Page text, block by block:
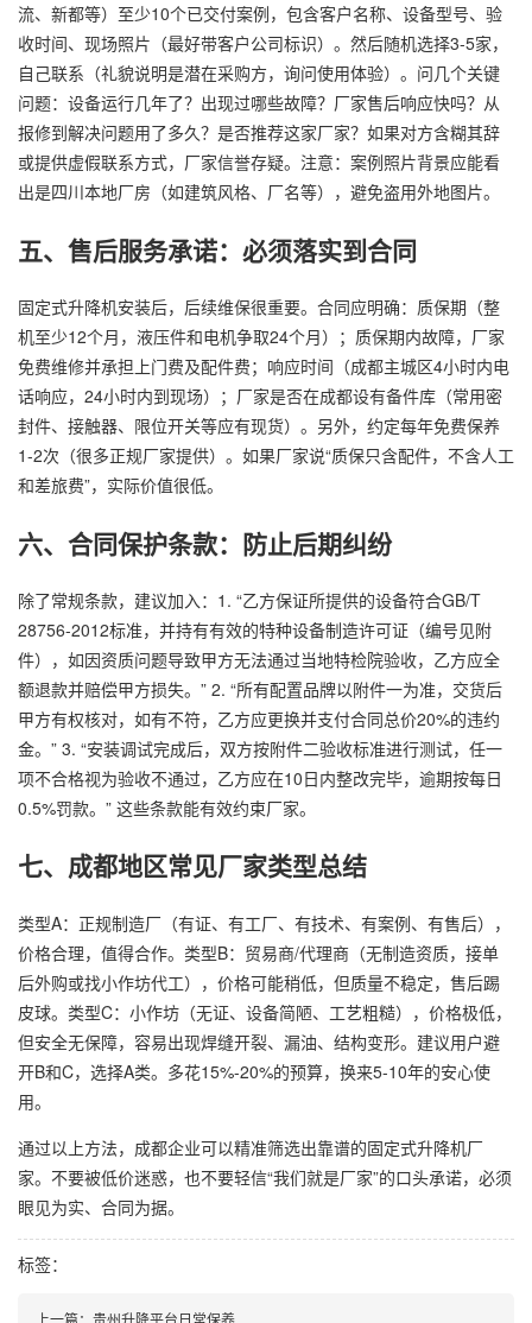
流、新都等）至少10个已交付案例，包含客户名称、设备型号、验
收时间、现场照片（最好带客户公司标识）。然后随机选择3-5家，
自己联系（礼貌说明是潜在采购方，询问使用体验）。问几个关键
问题：设备运行几年了？出现过哪些故障？厂家售后响应快吗？从
报修到解决问题用了多久？是否推荐这家厂家？如果对方含糊其辞
或提供虚假联系方式，厂家信誉存疑。注意：案例照片背景应能看
出是四川本地厂房（如建筑风格、厂名等），避免盗用外地图片。
五、售后服务承诺：必须落实到合同
固定式升降机安装后，后续维保很重要。合同应明确：质保期（整
机至少12个月，液压件和电机争取24个月）；质保期内故障，厂家
免费维修并承担上门费及配件费；响应时间（成都主城区4小时内电
话响应，24小时内到现场）；厂家是否在成都设有备件库（常用密
封件、接触器、限位开关等应有现货）。另外，约定每年免费保养
1-2次（很多正规厂家提供）。如果厂家说“质保只含配件，不含人工
和差旅费”，实际价值很低。
六、合同保护条款：防止后期纠纷
除了常规条款，建议加入：1. “乙方保证所提供的设备符合GB/T
28756-2012标准，并持有有效的特种设备制造许可证（编号见附
件），如因资质问题导致甲方无法通过当地特检院验收，乙方应全
额退款并赔偿甲方损失。” 2. “所有配置品牌以附件一为准，交货后
甲方有权核对，如有不符，乙方应更换并支付合同总价20%的违约
金。” 3. “安装调试完成后，双方按附件二验收标准进行测试，任一
项不合格视为验收不通过，乙方应在10日内整改完毕，逾期按每日
0.5%罚款。” 这些条款能有效约束厂家。
七、成都地区常见厂家类型总结
类型A：正规制造厂（有证、有工厂、有技术、有案例、有售后），
价格合理，值得合作。类型B：贸易商/代理商（无制造资质，接单
后外购或找小作坊代工），价格可能稍低，但质量不稳定，售后踢
皮球。类型C：小作坊（无证、设备简陋、工艺粗糙），价格极低，
但安全无保障，容易出现焊缝开裂、漏油、结构变形。建议用户避
开B和C，选择A类。多花15%-20%的预算，换来5-10年的安心使
用。
通过以上方法，成都企业可以精准筛选出靠谱的固定式升降机厂
家。不要被低价迷惑，也不要轻信“我们就是厂家”的口头承诺，必须
眼见为实、合同为据。
标签：
上一篇： 贵州升降平台日常保养